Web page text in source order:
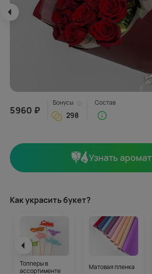
5960 ₽
Бонусы
298
Состав
Узнать аромат
Как украсить букет?
Топперы в
ассортименте
Матовая пленка